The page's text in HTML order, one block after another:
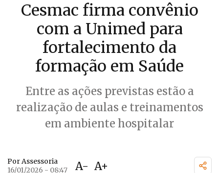
Cesmac firma convênio
com a Unimed para
fortalecimento da
formação em Saúde
Entre as ações previstas estão a
realização de aulas e treinamentos
em ambiente hospitalar
Por Assessoria
16/01/2026 - 08:47
A- A+